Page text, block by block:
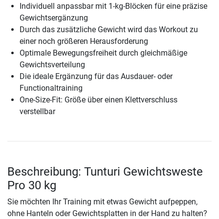
Individuell anpassbar mit 1-kg-Blöcken für eine präzise
Gewichtsergänzung
Durch das zusätzliche Gewicht wird das Workout zu
einer noch größeren Herausforderung
Optimale Bewegungsfreiheit durch gleichmäßige
Gewichtsverteilung
Die ideale Ergänzung für das Ausdauer- oder
Functionaltraining
One-Size-Fit: Größe über einen Klettverschluss
verstellbar
Beschreibung: Tunturi Gewichtsweste
Pro 30 kg
Sie möchten Ihr Training mit etwas Gewicht aufpeppen,
ohne Hanteln oder Gewichtsplatten in der Hand zu halten?